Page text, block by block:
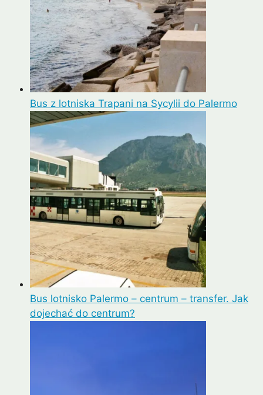
Bus z lotniska Trapani na Sycylii do Palermo
Bus lotnisko Palermo – centrum – transfer. Jak
dojechać do centrum?